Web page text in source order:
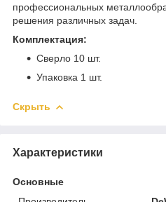
профессиональных
решения различных задач.
Комплектация:
Сверло 10 шт.
Упаковка 1 шт.
Скрыть
Характеристики
Основные